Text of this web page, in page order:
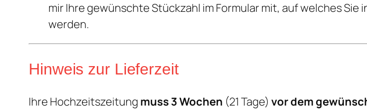
mir Ihre gewünschte Stückzahl im Formular mit, auf welches
werden.
Hinweis zur Lieferzeit
Ihre Hochzeitszeitung muss 3 Wochen (21 Tage) vor dem